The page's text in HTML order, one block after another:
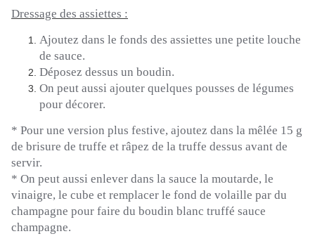
Dressage des assiettes :
Ajoutez dans le fonds des assiettes une petite louche
de sauce.
Déposez dessus un boudin.
On peut aussi ajouter quelques pousses de légumes
pour décorer.
* Pour une version plus festive, ajoutez dans la mêlée 15 g
de brisure de truffe et râpez de la truffe dessus avant de
servir.
* On peut aussi enlever dans la sauce la moutarde, le
vinaigre, le cube et remplacer le fond de volaille par du
champagne pour faire du boudin blanc truffé sauce
champagne.